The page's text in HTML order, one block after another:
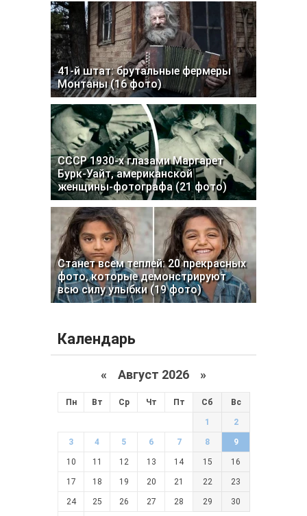
41-й штат: брутальные фермеры
Монтаны (16 фото)
СССР 1930-х глазами Маргарет
Бурк-Уайт, американской
женщины-фотографа (21 фото)
Станет всем теплей: 20 прекрасных
фото, которые демонстрируют
всю силу улыбки (19 фото)
Календарь
« Август 2026 »
Пн Вт Ср Чт Пт Сб Вс
1 2
3 4 5 6 7 8 9
10 11 12 13 14 15 16
17 18 19 20 21 22 23
24 25 26 27 28 29 30